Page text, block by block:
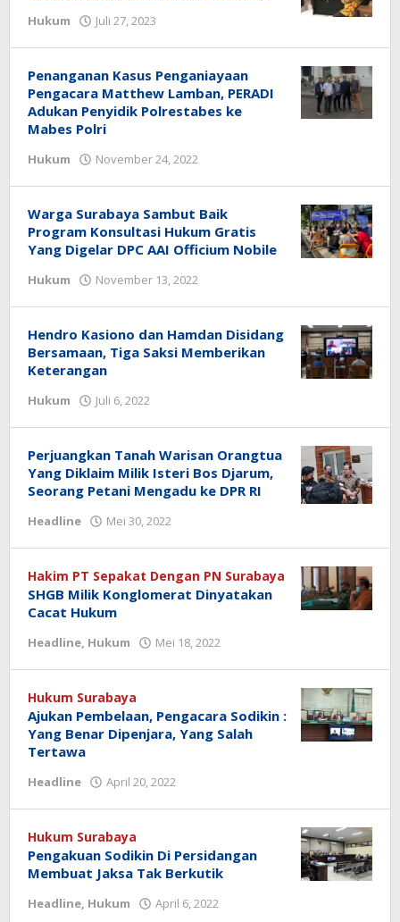
Hukum Juli 27, 2023
Penanganan Kasus Penganiayaan
Pengacara Matthew Lamban, PERADI
Adukan Penyidik Polrestabes ke
Mabes Polri
Hukum November 24, 2022
Warga Surabaya Sambut Baik
Program Konsultasi Hukum Gratis
Yang Digelar DPC AAI Officium Nobile
Hukum November 13, 2022
Hendro Kasiono dan Hamdan Disidang
Bersamaan, Tiga Saksi Memberikan
Keterangan
Hukum Juli 6, 2022
Perjuangkan Tanah Warisan Orangtua
Yang Diklaim Milik Isteri Bos Djarum,
Seorang Petani Mengadu ke DPR RI
Headline Mei 30, 2022
Hakim PT Sepakat Dengan PN Surabaya
SHGB Milik Konglomerat Dinyatakan
Cacat Hukum
Headline, Hukum Mei 18, 2022
Hukum Surabaya
Ajukan Pembelaan, Pengacara Sodikin :
Yang Benar Dipenjara, Yang Salah
Tertawa
Headline April 20, 2022
Hukum Surabaya
Pengakuan Sodikin Di Persidangan
Membuat Jaksa Tak Berkutik
Headline, Hukum April 6, 2022